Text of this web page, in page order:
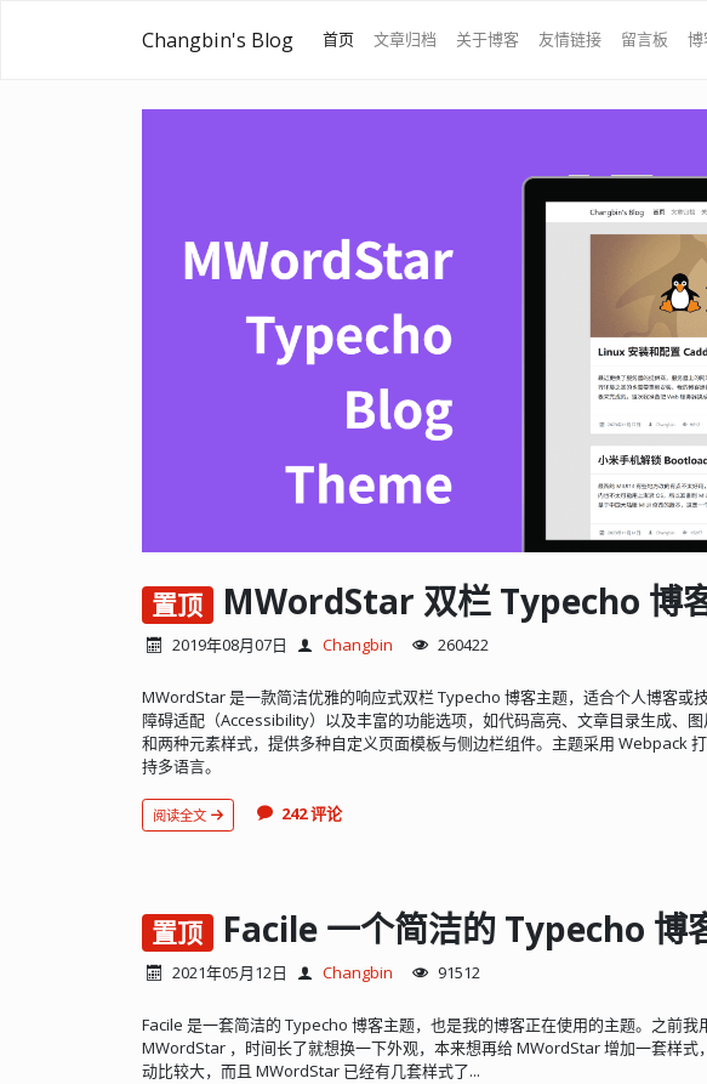
Changbin's Blog 首页 文章归档 关于博客 友情链接 留言板 博
置顶 MWordStar 双栏 Typecho 博
2019年08月07日 Changbin 260422
MWordStar 是一款简洁优雅的响应式双栏 Typecho 博客主题，适合个人博客或
障碍适配（Accessibility）以及丰富的功能选项，如代码高亮、文章目录生成、
和两种元素样式，提供多种自定义页面模板与侧边栏组件。主题采用 Webpack
持多语言。
阅读全文 242 评论
置顶 Facile 一个简洁的 Typecho 博
2021年05月12日 Changbin 91512
Facile 是一套简洁的 Typecho 博客主题，也是我的博客正在使用的主题。之前我
MWordStar ，时间长了就想换一下外观，本来想再给 MWordStar 增加一套样式
动比较大，而且 MWordStar 已经有几套样式了...